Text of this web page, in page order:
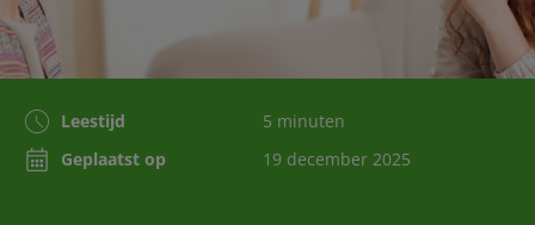
Leestijd
5 minuten
Geplaatst op
19 december 2025